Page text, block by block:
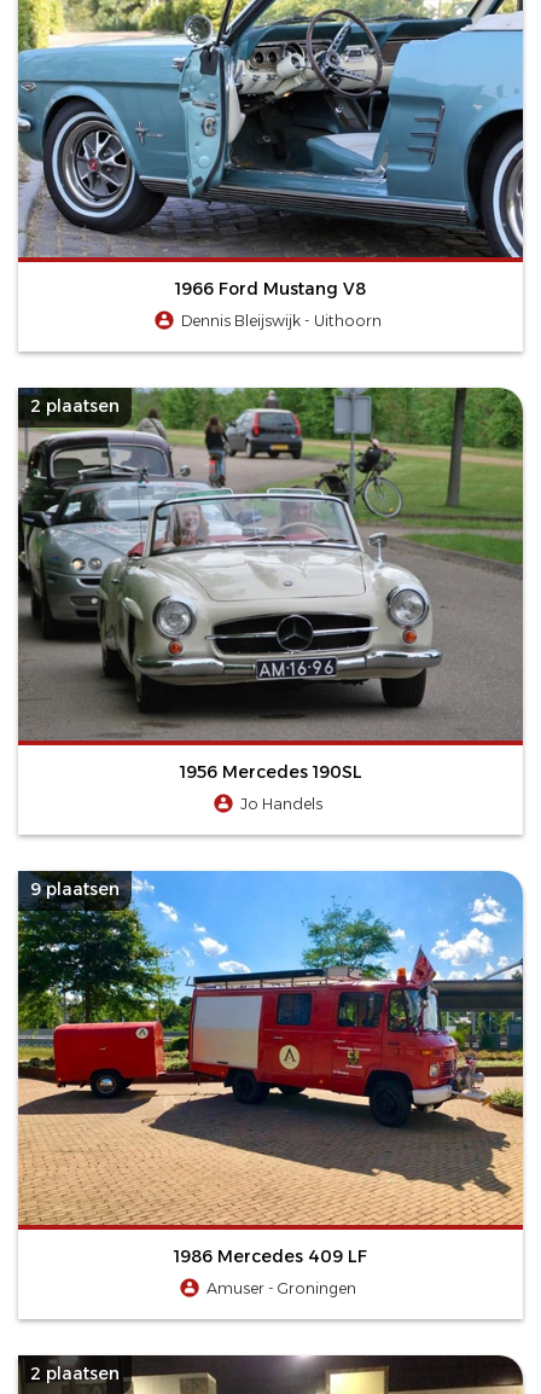
1966 Ford Mustang V8
Dennis Bleijswijk - Uithoorn
2 plaatsen
1956 Mercedes 190SL
Jo Handels
9 plaatsen
1986 Mercedes 409 LF
Amuser - Groningen
2 plaatsen